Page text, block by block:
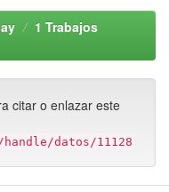
1 Trabajos
citar o enlazar este
datos/11128